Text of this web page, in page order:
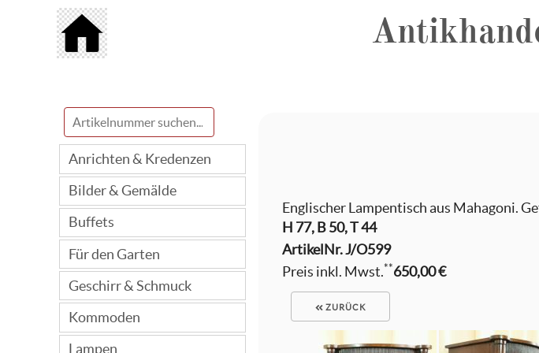
Anrichten & Kredenzen
Bilder & Gemälde
Buffets
Für den Garten
Geschirr & Schmuck
Kommoden
Lampen
Englischer Lampentisch aus Mahagoni.
H 77, B 50, T 44
ArtikelNr.J/O599
Preis inkl. Mwst.**650,00 €
ZURÜCK